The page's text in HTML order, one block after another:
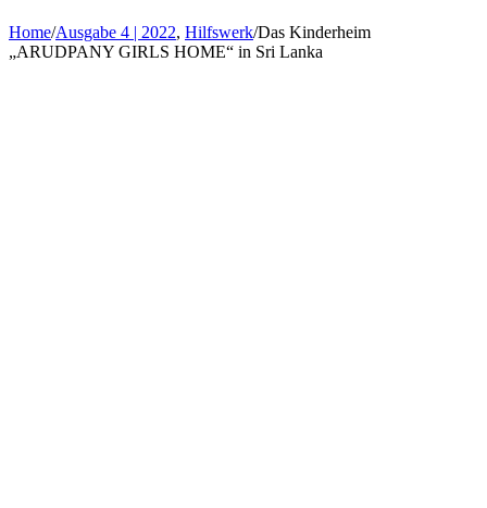
Home/Ausgabe 4 | 2022, Hilfswerk/Das Kinderheim
„ARUDPANY GIRLS HOME“ in Sri Lanka